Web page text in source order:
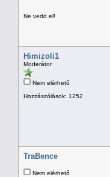
Ne vedd el!
Himizoli1
Moderátor
Nem elérhető
Hozzászólások: 1252
TraBence
Nem elérhető